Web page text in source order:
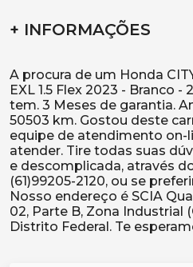
+ INFORMAÇÕES
A procura de um Honda
EXL 1.5 Flex 2023 - Branco
tem. 3 Meses de garantia.
50503 km. Gostou deste
equipe de atendimento on-
atender. Tire todas suas
e descomplicada, através
(61)99205-2120, ou se
Nosso endereço é SCIA
02, Parte B, Zona Industrial